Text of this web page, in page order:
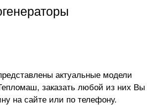
актуальные модели
заказать любой из них Вы
на сайте или по телефону.